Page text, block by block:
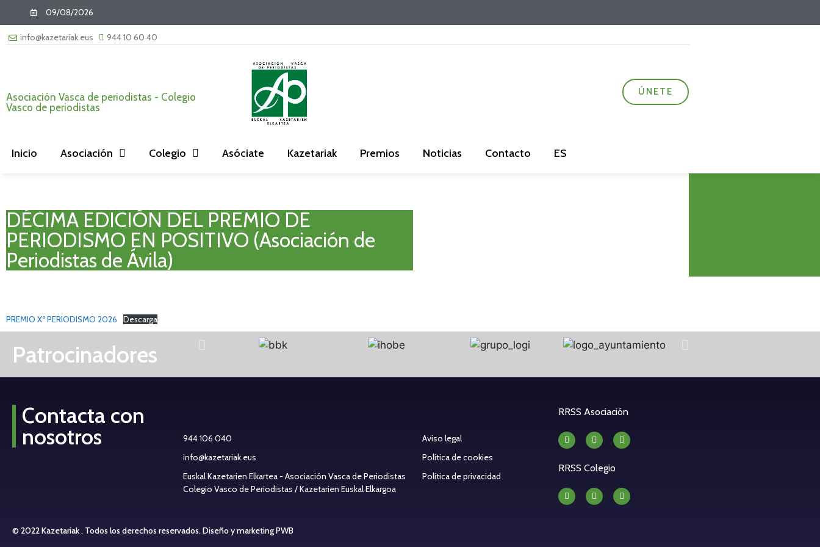
09/08/2026
info@kazetariak.eus 944 10 60 40
Asociación Vasca de periodistas - Colegio
Vasco de periodistas
ÚNETE
Inicio Asociación Colegio Asóciate Kazetariak Premios Noticias Contacto ES
DÉCIMA EDICIÓN DEL PREMIO DE
PERIODISMO EN POSITIVO (Asociación de
Periodistas de Ávila)
PREMIO Xº PERIODISMO 2026 Descarga
Patrocinadores
Contacta con
nosotros
944 106 040
info@kazetariak.eus
Euskal Kazetarien Elkartea - Asociación Vasca de Periodistas
Colegio Vasco de Periodistas / Kazetarien Euskal Elkargoa
Aviso legal
Política de cookies
Política de privacidad
RRSS Asociación
RRSS Colegio
© 2022 Kazetariak . Todos los derechos reservados.Diseño y marketing PWB